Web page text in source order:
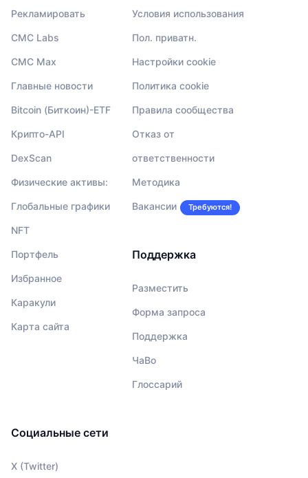
Рекламировать
CMC Labs
CMC Max
Главные новости
Bitcoin (Биткоин)-ETF
Крипто-API
DexScan
Физические активы:
Глобальные графики
NFT
Портфель
Избранное
Каракули
Карта сайта
Условия использования
Пол. приватн.
Настройки cookie
Политика cookie
Правила сообщества
Отказ от
ответственности
Методика
Вакансии Требуются!
Поддержка
Разместить
Форма запроса
Поддержка
ЧаВо
Глоссарий
Социальные сети
X (Twitter)